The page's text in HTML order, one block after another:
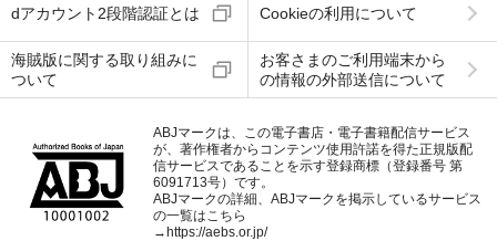
dアカウント2段階認証とは Cookieの利用について
海賊版に関する取り組みに
ついて
お客さまのご利用端末から
の情報の外部送信について
ABJマークは、この電子書店・電子書籍配信サービス
が、著作権者からコンテンツ使用許諾を得た正規版配
信サービスであることを示す登録商標（登録番号 第
6091713号）です。
ABJマークの詳細、ABJマークを掲示しているサービス
の一覧はこちら
→https://aebs.or.jp/